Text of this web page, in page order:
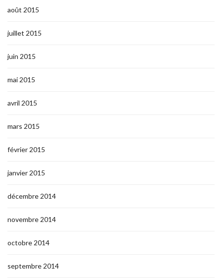
août 2015
juillet 2015
juin 2015
mai 2015
avril 2015
mars 2015
février 2015
janvier 2015
décembre 2014
novembre 2014
octobre 2014
septembre 2014